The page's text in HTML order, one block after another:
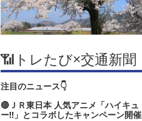
📶トレたび×交通新聞
注目のニュース👇
🔴ＪＲ東日本 人気アニメ「ハイキュ
ー‼」とコラボしたキャンペーン開催